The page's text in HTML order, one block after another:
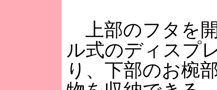
上部のフタを
ル式のディスプ
り、下部のお椀